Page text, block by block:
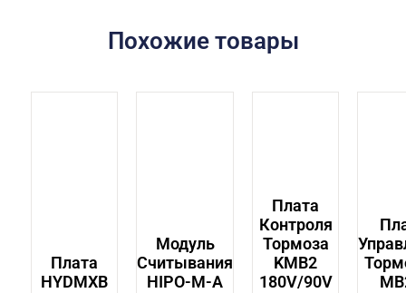
Похожие товары
Плата
HYDMXB
Модуль
Считывания
HIPO-M-A
Плата
Контроля
Тормоза
KMB2
180V/90V